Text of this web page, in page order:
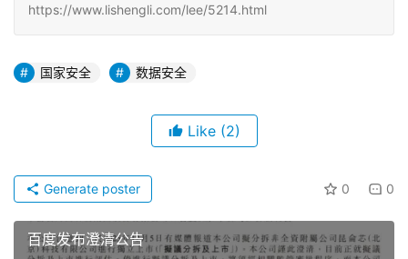
https://www.lishengli.com/lee/5214.html
国家安全 数据安全
Like (2)
0 0
Generate poster
百度发布澄清公告